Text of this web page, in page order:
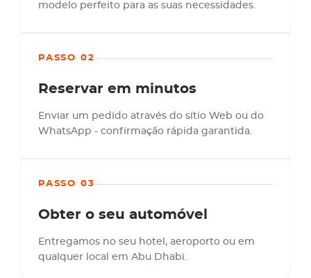
modelo perfeito para as suas necessidades.
PASSO 02
Reservar em minutos
Enviar um pedido através do sítio Web ou do
WhatsApp - confirmação rápida garantida.
PASSO 03
Obter o seu automóvel
Entregamos no seu hotel, aeroporto ou em
qualquer local em Abu Dhabi.